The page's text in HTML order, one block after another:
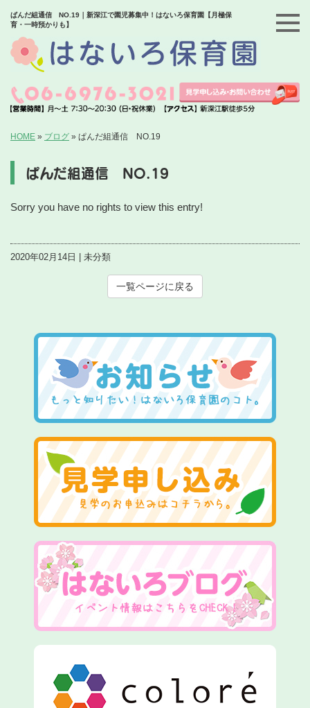
ぱんだ組通信 NO.19｜新深江で園児募集中！はないろ保育園【月極保
育・一時預かりも】
HOME » ブログ » ぱんだ組通信 NO.19
ぱんだ組通信 NO.19
Sorry you have no rights to view this entry!
2020年02月14日 | 未分類
一覧ページに戻る